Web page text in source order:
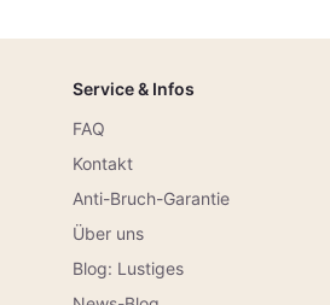
Service & Infos
FAQ
Kontakt
Anti-Bruch-Garantie
Über uns
Blog: Lustiges